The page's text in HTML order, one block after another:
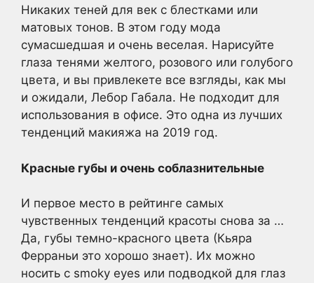
Никаких теней для век с блестками или
матовых тонов. В этом году мода
сумасшедшая и очень веселая. Нарисуйте
глаза тенями желтого, розового или голубого
цвета, и вы привлекете все взгляды, как мы
и ожидали, Лебор Габала. Не подходит для
использования в офисе. Это одна из лучших
тенденций макияжа на 2019 год.
Красные губы и очень соблазнительные
И первое место в рейтинге самых
чувственных тенденций красоты снова за …
Да, губы темно-красного цвета (Кьяра
Ферраньи это хорошо знает). Их можно
носить с smoky eyes или подводкой для глаз